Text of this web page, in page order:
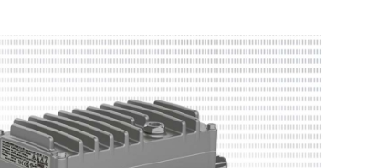
AF26_IFM AF26_IFM